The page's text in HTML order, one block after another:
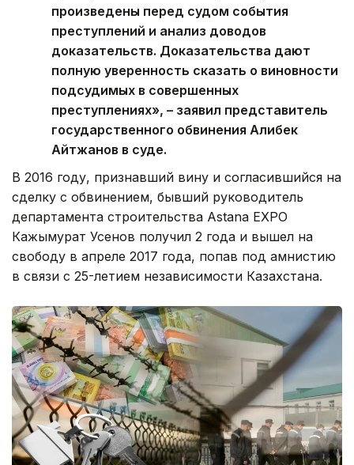
произведены перед судом события
преступлений и анализ доводов
доказательств. Доказательства дают
полную уверенность сказать о виновности
подсудимых в совершенных
преступлениях», – заявил представитель
государственного обвинения Алибек
Айтжанов в суде.
В 2016 году, признавший вину и согласившийся на
сделку с обвинением, бывший руководитель
департамента строительства Astana EXPO
Кажымурат Усенов получил 2 года и вышел на
свободу в апреле 2017 года, попав под амнистию
в связи с 25-летием независимости Казахстана.